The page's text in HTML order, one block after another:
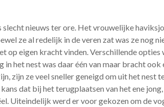
slecht nieuws ter ore. Het vrouwelijke
ze al redelijk in de veren zat was ze nog
op eigen kracht vinden. Verschillende
in het nest was daar één van maar bracht ook
zijn ze veel sneller geneigd om uit het nest
dat bij het terugplaatsen van het ene
Uiteindelijk werd er voor gekozen om de